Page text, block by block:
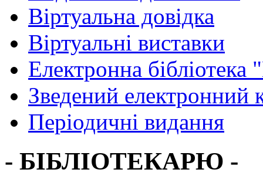
Віртуальна довідка
Віртуальні виставки
Електронна
Зведений електронний
Періодичні видання
- БІБЛІОТЕКАРЮ -